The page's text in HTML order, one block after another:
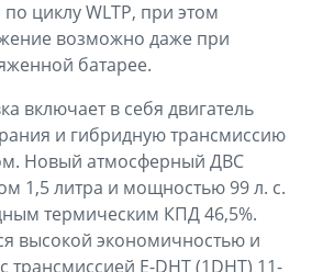
по циклу WLTP, при этом
возможно даже при
батарее.
включает в себя двигатель
и гибридную трансмиссию
Новый атмосферный ДВС
1,5 литра и мощностью 99 л. с.
термическим КПД 46,5%.
высокой экономичностью и
трансмиссией E-DHT (1DHT) 11-